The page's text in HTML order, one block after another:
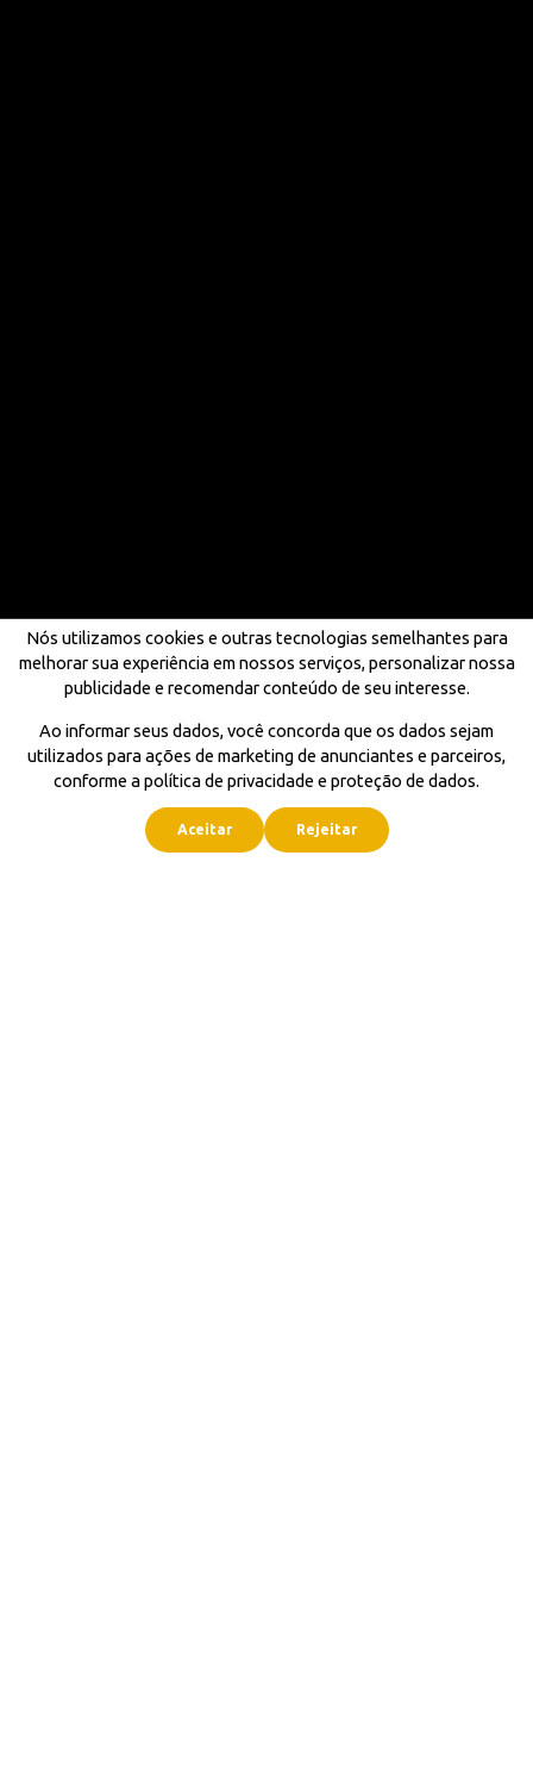
Nós utilizamos cookies e outras tecnologias semelhantes para
melhorar sua experiência em nossos serviços, personalizar nossa
publicidade e recomendar conteúdo de seu interesse.
Ao informar seus dados, você concorda que os dados sejam
utilizados para ações de marketing de anunciantes e parceiros,
conforme a política de privacidade e proteção de dados.
Aceitar Rejeitar